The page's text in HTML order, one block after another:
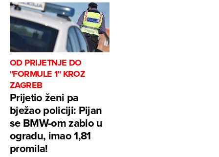
OD PRIJETNJE DO
"FORMULE 1" KROZ
ZAGREB
Prijetio ženi pa
bježao policiji: Pijan
se BMW-om zabio u
ogradu, imao 1,81
promila!